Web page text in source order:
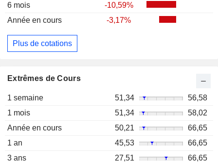
6 mois
-10,59%
Année en cours
-3,17%
Plus de cotations
Extrêmes de Cours
1 semaine 51,34
56,58
1 mois
51,34
58,02
Année en cours
50,21
66,65
1 an
45,53
66,65
3 ans
27,51
66,65